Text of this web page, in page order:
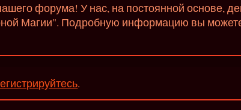
форума! У нас, на постоянной основе,
Магии". Подробную информацию вы
.